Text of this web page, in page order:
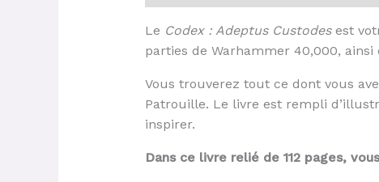
Le Codex : Adeptus Custodesest
parties de Warhammer 40,000,
Vous trouverez tout ce dont vous
Patrouille. Le livre est rempli
inspirer.
Dans ce livre relié de 112 pages,